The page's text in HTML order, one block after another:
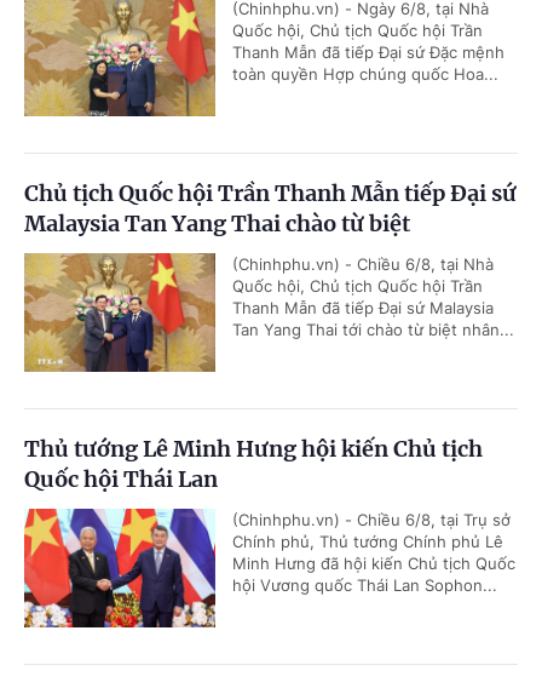
(Chinhphu.vn) - Ngày 6/8, tại Nhà
Quốc hội, Chủ tịch Quốc hội Trần
Thanh Mẫn đã tiếp Đại sứ Đặc mệnh
toàn quyền Hợp chúng quốc Hoa...
Chủ tịch Quốc hội Trần Thanh Mẫn tiếp Đại sứ
Malaysia Tan Yang Thai chào từ biệt
(Chinhphu.vn) - Chiều 6/8, tại Nhà
Quốc hội, Chủ tịch Quốc hội Trần
Thanh Mẫn đã tiếp Đại sứ Malaysia
Tan Yang Thai tới chào từ biệt nhân...
Thủ tướng Lê Minh Hưng hội kiến Chủ tịch
Quốc hội Thái Lan
(Chinhphu.vn) - Chiều 6/8, tại Trụ sở
Chính phủ, Thủ tướng Chính phủ Lê
Minh Hưng đã hội kiến Chủ tịch Quốc
hội Vương quốc Thái Lan Sophon...